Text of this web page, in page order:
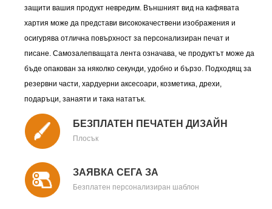
защити вашия продукт невредим. Външният вид на кафявата
хартия може да представи висококачествени изображения и
осигурява отлична повърхност за персонализиран печат и
писане. Самозалепващата лента означава, че продуктът може да
бъде опакован за няколко секунди, удобно и бързо. Подходящ за
резервни части, хардуерни аксесоари, козметика, дрехи,
подаръци, занаяти и така нататък.
БЕЗПЛАТЕН ПЕЧАТЕН ДИЗАЙН
Плосък
ЗАЯВКА СЕГА ЗА
Безплатен персонализиран шаблон